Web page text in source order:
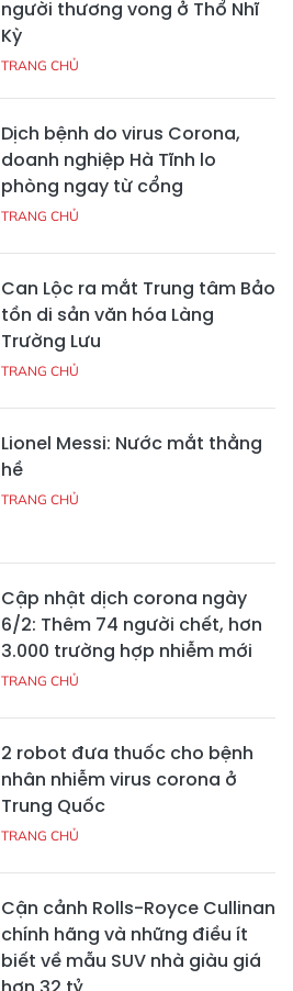
người thương vong ở Thổ Nhĩ
Kỳ
TRANG CHỦ
Dịch bệnh do virus Corona,
doanh nghiệp Hà Tĩnh lo
phòng ngay từ cổng
TRANG CHỦ
Can Lộc ra mắt Trung tâm Bảo
tồn di sản văn hóa Làng
Trường Lưu
TRANG CHỦ
Lionel Messi: Nước mắt thằng
hề
TRANG CHỦ
Cập nhật dịch corona ngày
6/2: Thêm 74 người chết, hơn
3.000 trường hợp nhiễm mới
TRANG CHỦ
2 robot đưa thuốc cho bệnh
nhân nhiễm virus corona ở
Trung Quốc
TRANG CHỦ
Cận cảnh Rolls-Royce Cullinan
chính hãng và những điều ít
biết về mẫu SUV nhà giàu giá